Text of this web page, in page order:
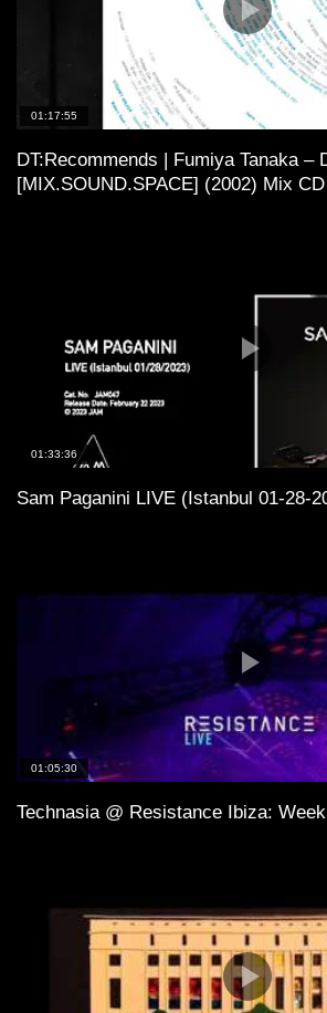
01:17:55
DT:Recommends | Fumiya Tanaka –
[MIX.SOUND.SPACE] (2002) Mix
01:33:36
Sam Paganini LIVE (Istanbul 01-28-
01:05:30
Technasia @ Resistance Ibiza: